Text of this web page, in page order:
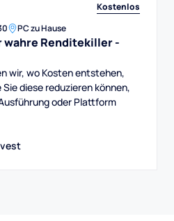
Kostenlos
PC zu Hause
wahre Renditekiller -
wir, wo Kosten entstehen,
diese reduzieren können,
oder Plattform